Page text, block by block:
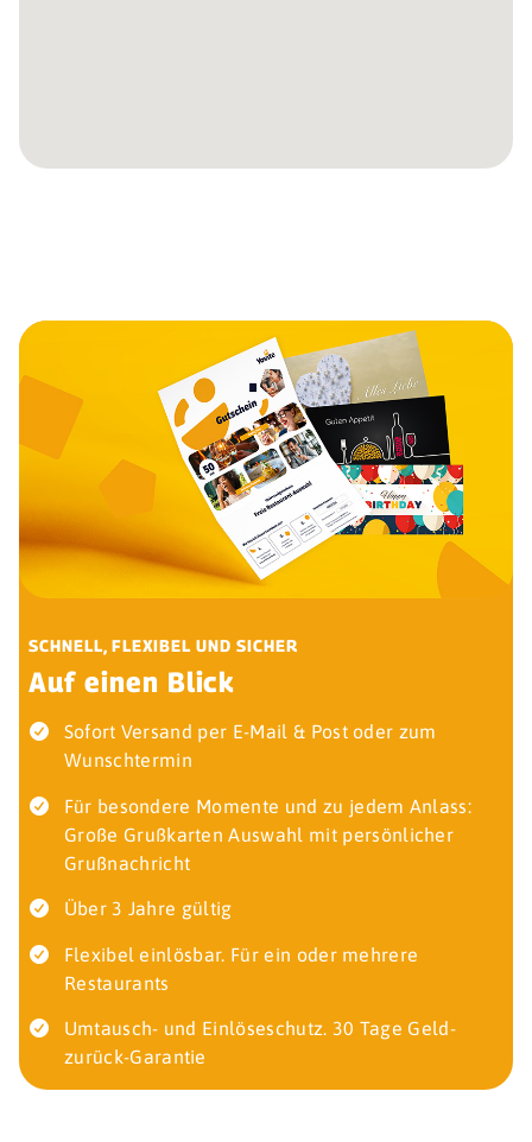
SCHNELL, FLEXIBEL UND SICHER
Auf einen Blick
Sofort Versand per E-Mail & Post oder zum
Wunschtermin
Für besondere Momente und zu jedem Anlass:
Große Grußkarten Auswahl mit persönlicher
Grußnachricht
Über 3 Jahre gültig
Flexibel einlösbar. Für ein oder mehrere
Restaurants
Umtausch- und Einlöseschutz. 30 Tage Geld-
zurück-Garantie